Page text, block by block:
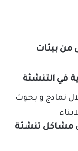
من بيئات
في التنشئة
نمادج و بحوث
مشاكل تنشئة